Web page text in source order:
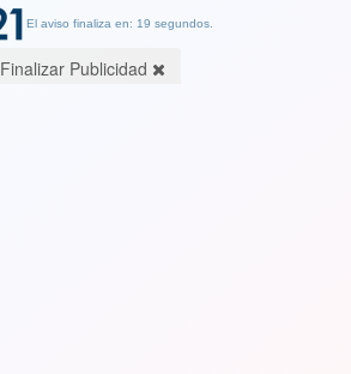
El aviso finaliza en: 19 segundos.
Finalizar Publicidad